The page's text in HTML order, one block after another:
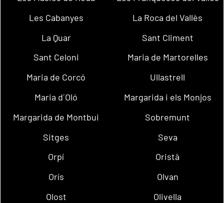
Les Cabanyes
La Roca del Vallès
La Quar
Sant Climent
Sant Celoni
Maria de Martorelles
Maria de Corcó
Ullastrell
Maria d´Oló
Margarida i els Monjos
Margarida de Montbui
Sobremunt
Sitges
Seva
Orpí
Oristà
Orís
Olvan
Olost
Olivella